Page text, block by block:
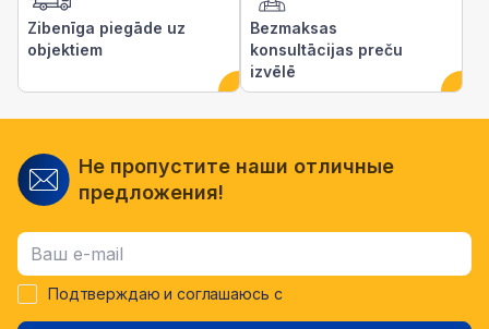
Zibenīga piegāde uz
objektiem
Bezmaksas
konsultācijas preču
izvēlē
Не пропустите наши отличные
предложения!
Подтверждаю и соглашаюсь с